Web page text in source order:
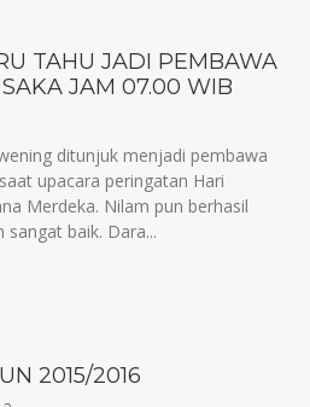
TAHU JADI PEMBAWA
JAM 07.00 WIB
ditunjuk menjadi pembawa
upacara peringatan Hari
Merdeka. Nilam pun berhasil
baik. Dara...
2015/2016